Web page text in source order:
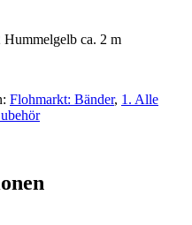
ca. 2 m
Flohmarkt: Bänder, 1. Alle